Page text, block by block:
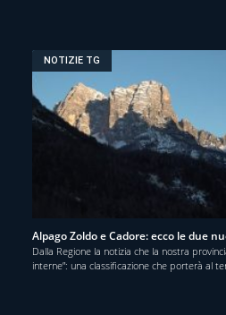
NOTIZIE TG
Alpago Zoldo e Cadore: ecco le due
Dalla Regione la notizia che la nostra
interne”: una classificazione che porterà al